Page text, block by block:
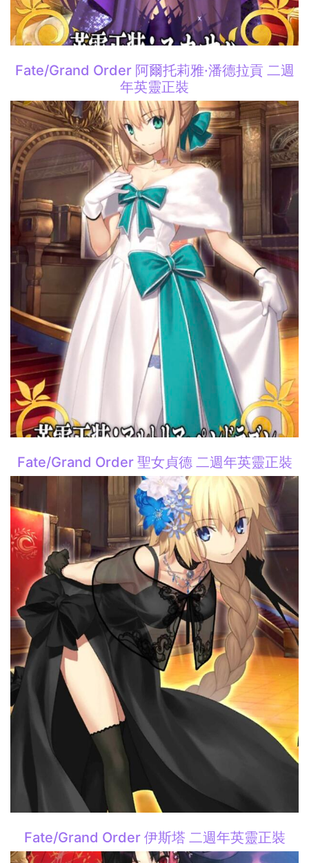
Fate/Grand Order 阿爾托莉雅·潘德拉貢 二週
年英靈正裝
Fate/Grand Order 聖女貞德 二週年英靈正裝
Fate/Grand Order 伊斯塔 二週年英靈正裝